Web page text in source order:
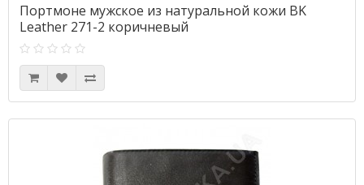
Портмоне мужское из натуральной кожи BK
Leather 271-2 коричневый